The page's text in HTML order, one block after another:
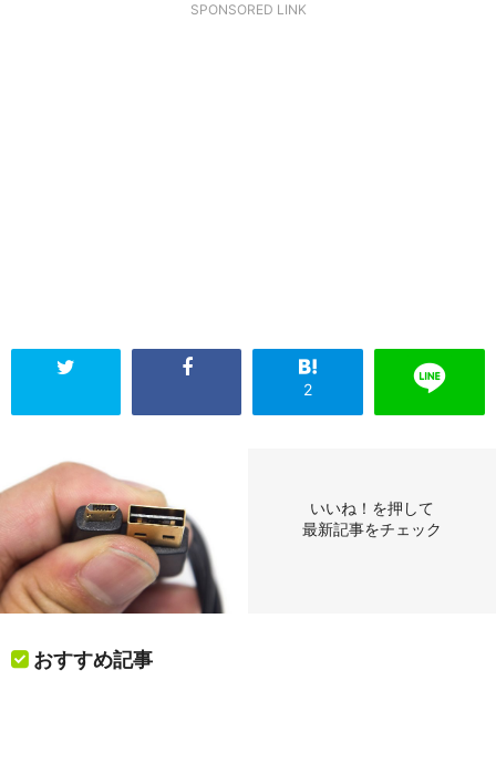
SPONSORED LINK
2
いいね！を押して
最新記事をチェック
おすすめ記事